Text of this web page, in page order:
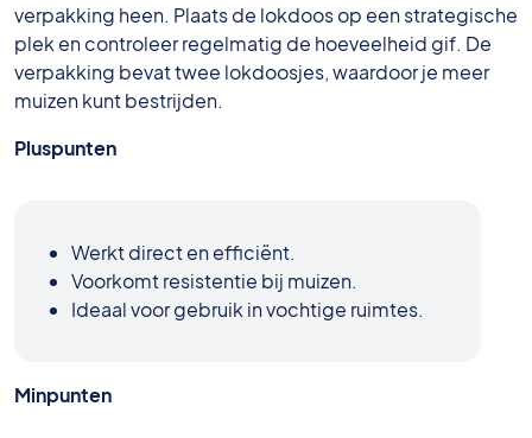
verpakking heen. Plaats de lokdoos op een strategische
plek en controleer regelmatig de hoeveelheid gif. De
verpakking bevat twee lokdoosjes, waardoor je meer
muizen kunt bestrijden.
Pluspunten
Werkt direct en efficiënt.
Voorkomt resistentie bij muizen.
Ideaal voor gebruik in vochtige ruimtes.
Minpunten